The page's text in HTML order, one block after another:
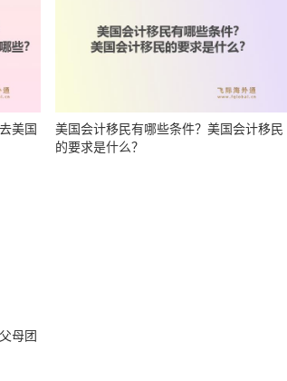
美国
美国会计移民有哪些条件？美国会计移民
的要求是什么？
母团